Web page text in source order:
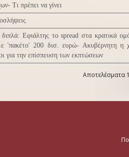
Τι πρέπει να γίνει
Εφιάλτης το spread στα κρατικά
'πακέτο' 200 δισ. ευρώ- Ακυβέρνητη η
για την επίσπευση των εκπτώσεων
Αποτελέσματα